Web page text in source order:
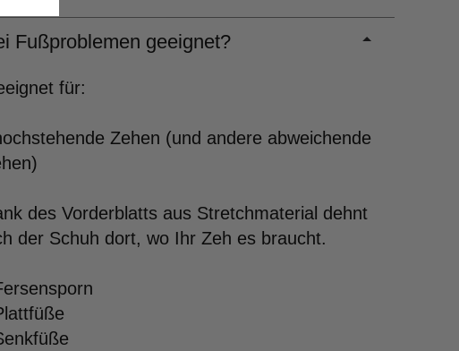
Fußproblemen geeignet?
für:
Zehen (und andere abweichende
des Vorderblatts aus Stretchmaterial dehnt
der Schuh dort, wo Ihr Zeh es braucht.